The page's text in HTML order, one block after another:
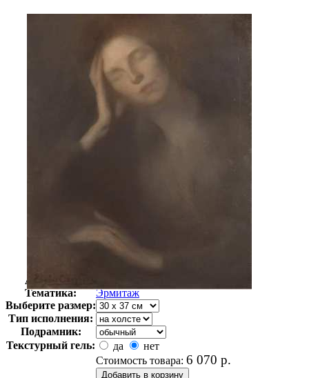
Неизвестно
Арт-стиль
Тематика:
Эрмитаж
Выберите размер:
Тип исполнения:
Подрамник:
Текстурный гель:
да
нет
Стоимость товара: 6 070 р.